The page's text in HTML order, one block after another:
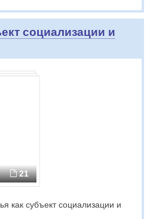
социализации и
21
как субъект социализации и